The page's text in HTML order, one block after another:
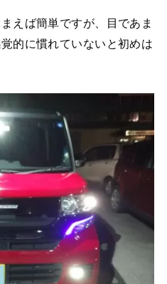
えば簡単ですが、目であま
的に慣れていないと初めは